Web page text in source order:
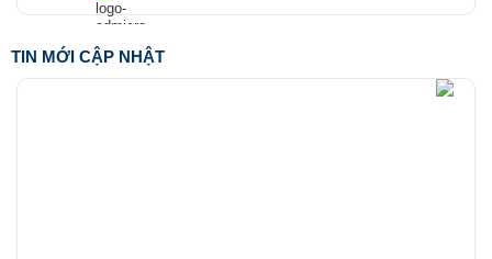
TIN MỚI CẬP NHẬT